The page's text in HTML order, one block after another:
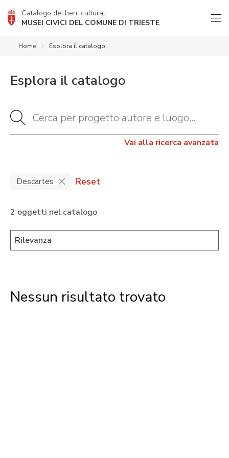
Catalogo dei beni culturali
MUSEI CIVICI DEL COMUNE DI TRIESTE
Home Esplora il catalogo
Esplora il catalogo
Vai alla ricerca avanzata
Descartes Reset
2 oggetti nel catalogo
Nessun risultato trovato